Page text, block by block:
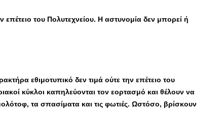
του Πολυτεχνείου. Η αστυνομία δεν μπορεί ή
εθιμοτυπικό δεν τιμά ούτε την επέτειο του
κύκλοι καπηλεύονται τον εορτασμό και θέλουν να
τα σπασίματα και τις φωτιές. Ωστόσο, βρίσκουν